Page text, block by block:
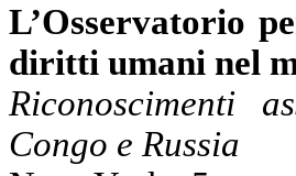
L’Osservatorio
diritti umani nel
Riconoscimenti
Congo e Russia